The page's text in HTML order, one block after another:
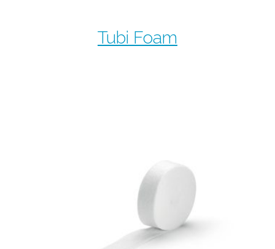
Tubi Foam